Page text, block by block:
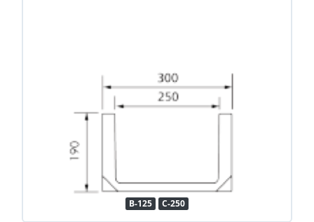
B-125 C-250